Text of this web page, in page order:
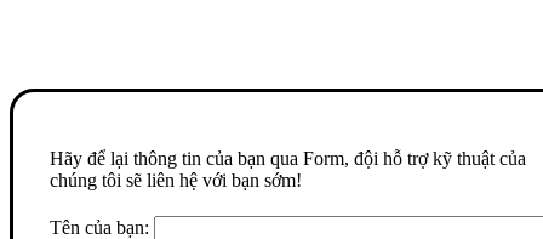
Hãy để lại thông tin của bạn qua Form, đội hỗ trợ kỹ thuật của
chúng tôi sẽ liên hệ với bạn sớm!
Tên của bạn: